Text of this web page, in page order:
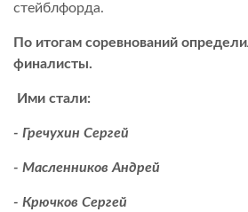
стейблфорда.
По итогам соревнований
финалисты.
Ими стали:
- Гречухин Сергей
- Масленников Андрей
- Крючков Сергей